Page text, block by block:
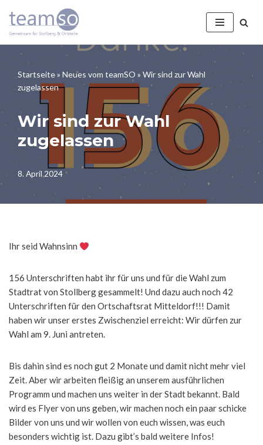
Zum
Inhalt
Startseite» Neues vom teamSO » Wir sind zur Wahl
zugelassen
Wir sind zur Wahl
zugelassen
8. April 2024
Ihr seid Wahnsinn
156 Unterschriften habt ihr für uns und für die Wahl zum
Stadtrat von Stollberg gesammelt! Und dazu auch noch 42
Unterschriften für den Ortschaftsrat Mitteldorf!!! Damit
haben wir unser erstes Zwischenziel erreicht: Wir dürfen zur
Wahl am 9. Juni antreten.
Bis dahin sind es noch gut 2 Monate und damit nicht mehr viel
Zeit. Aber wir arbeiten fleißig an unserem ausführlichen
Programm und machen uns weiter in der Stadt bekannt. Bald
wird es Flyer von uns geben, wir machen noch ein paar schicke
Bilder von uns und wir wollen von euch wissen, was euch
besonders wichtig ist. Dazu gibt’s bald weitere Infos!